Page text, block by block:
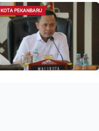
KOTA PEKANBARU